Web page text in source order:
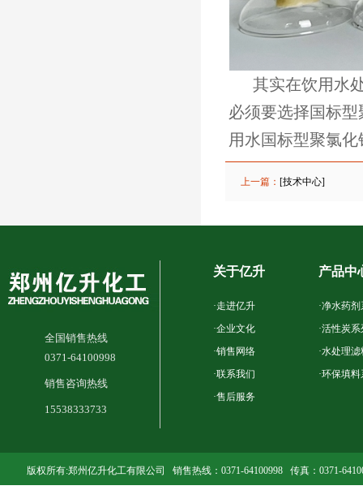
其实在饮用水处
必须要选择国标
用水国标型聚氯
上一篇： [技术中心]
全国销售热线
0371-64100998
销售咨询热线
15538333733
关于亿升
·走进亿升
·企业文化
·销售网络
·联系我们
·售后服务
产品中
·净水药剂
·活性炭系
·水处理滤
·环保填料
版权所有:郑州亿升化工有限公司 销售热线：0371-64100998 传真：0371-